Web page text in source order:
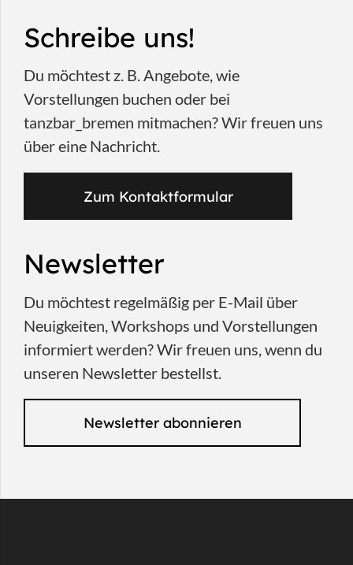
Schreibe uns!
Du möchtest z. B. Angebote, wie
Vorstellungen buchen oder bei
tanzbar_bremen mitmachen? Wir freuen uns
über eine Nachricht.
Zum Kontaktformular
Newsletter
Du möchtest regelmäßig per E-Mail über
Neuigkeiten, Workshops und Vorstellungen
informiert werden? Wir freuen uns, wenn du
unseren Newsletter bestellst.
Newsletter abonnieren